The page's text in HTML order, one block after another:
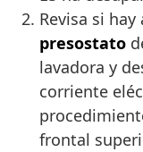
Revisa si hay
presostato
lavadora y
corriente
frontal